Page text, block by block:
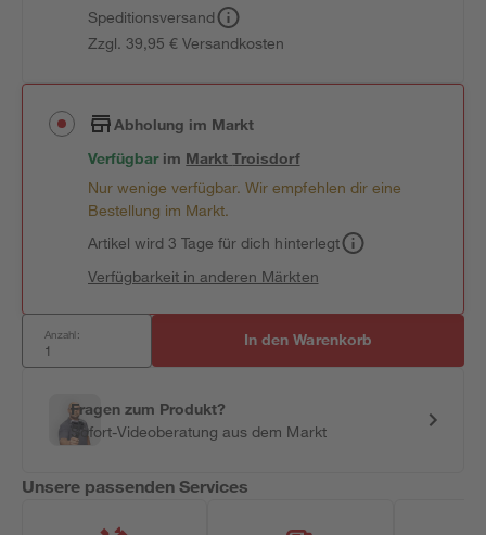
Speditionsversand
Zzgl. 39,95 € Versandkosten
Abholung im Markt
Verfügbar im MarktTroisdorf
Nur wenige verfügbar. Wir empfehlen dir eine
Bestellung im Markt.
Artikel wird 3 Tage für dich hinterlegt
Verfügbarkeit in anderen Märkten
Anzahl: In den Warenkorb
Fragen zum Produkt?
Sofort-Videoberatung aus dem Markt
Unsere passenden Services